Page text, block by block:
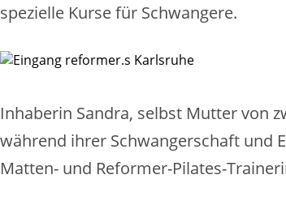
spezielle Kurse für Schwangere.
Inhaberin Sandra, selbst Mutter von
während ihrer Schwangerschaft und
Matten- und Reformer-Pilates-